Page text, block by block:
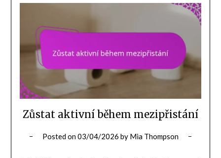
Zůstat aktivní během mezipřistání
Posted on03/04/2026 by Mia Thompson